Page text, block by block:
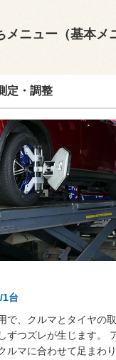
メニュー（基本メ
定・調整
1台
で、クルマとタイヤの
ずつズレが生じます。
ルマに合わせて足まわ